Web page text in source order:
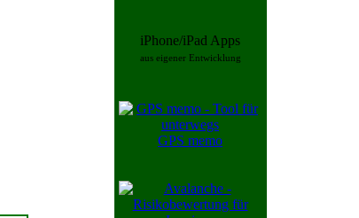
iPhone/iPad Apps
aus eigener Entwicklung
GPS memo